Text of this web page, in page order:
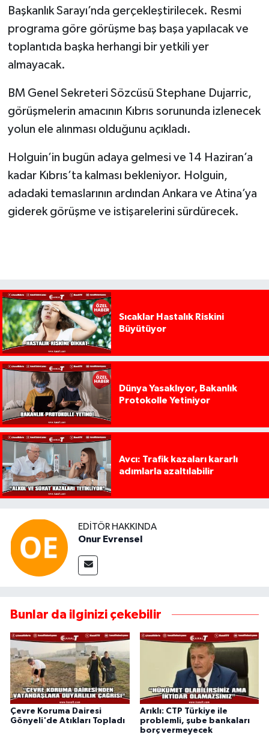
Başkanlık Sarayı’nda gerçekleştirilecek. Resmi
programa göre görüşme baş başa yapılacak ve
toplantıda başka herhangi bir yetkili yer
almayacak.
BM Genel Sekreteri Sözcüsü Stephane Dujarric,
görüşmelerin amacının Kıbrıs sorununda izlenecek
yolun ele alınması olduğunu açıkladı.
Holguin’in bugün adaya gelmesi ve 14 Haziran’a
kadar Kıbrıs’ta kalması bekleniyor. Holguin,
adadaki temaslarının ardından Ankara ve Atina’ya
giderek görüşme ve istişarelerini sürdürecek.
Sıcaklar Hastalık Riskini
Büyütüyor
Dünya Yasaklıyor, Bakanlık
Protokolle Yetiniyor
Avcı: Trafik kazaları kararlı
adımlarla azaltılabilir
EDITÖR HAKKINDA
Onur Evrensel
Bunlar da ilginizi çekebilir
Çevre Koruma Dairesi
Gönyeli'de Atıkları Topladı
Arıklı: CTP Türkiye ile
problemli, şube bankaları
borç vermeyecek